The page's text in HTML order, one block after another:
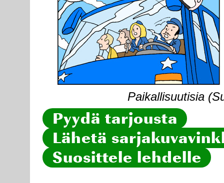
Paikallisuutisia
Pyydä tarjousta
Lähetä
Suosittele lehdelle